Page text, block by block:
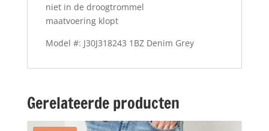
niet in de droogtrommel
maatvoering klopt
Model #: J30J318243 1BZ Denim Grey
Gerelateerde producten